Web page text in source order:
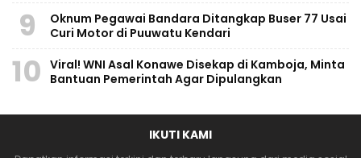
9
Oknum Pegawai Bandara Ditangkap Buser 77 Usai
Curi Motor di Puuwatu Kendari
10 Viral! WNI Asal Konawe Disekap di Kamboja, Minta
Bantuan Pemerintah Agar Dipulangkan
IKUTI KAMI